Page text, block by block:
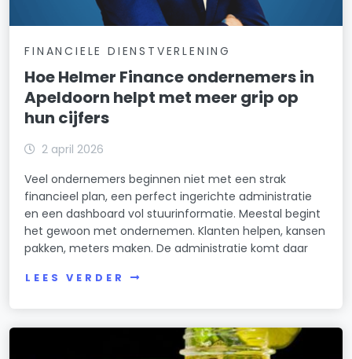
FINANCIELE DIENSTVERLENING
Hoe Helmer Finance ondernemers in
Apeldoorn helpt met meer grip op
hun cijfers
2 april 2026
Veel ondernemers beginnen niet met een strak
financieel plan, een perfect ingerichte administratie
en een dashboard vol stuurinformatie. Meestal begint
het gewoon met ondernemen. Klanten helpen, kansen
pakken, meters maken. De administratie komt daar
LEES VERDER